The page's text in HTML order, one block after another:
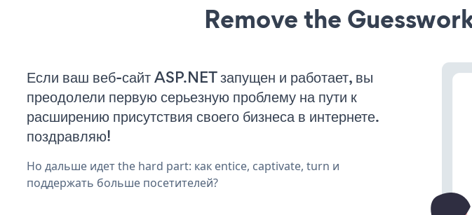
Remove the
Если ваш веб-сайт ASP.NET запущен и работает, вы
преодолели первую серьезную проблему на пути к
расширению присутствия своего бизнеса в интернете.
поздравляю!
Но дальше идет the hard part: как entice, captivate, turn и
поддержать больше посетителей?